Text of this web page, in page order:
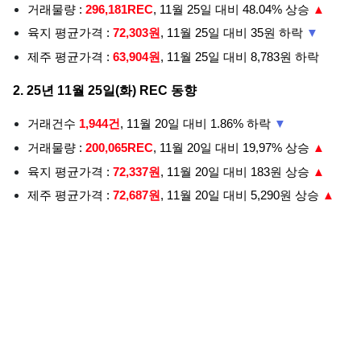
거래물량 : 296,181REC, 11월 25일 대비 48.04% 상승 ▲
육지 평균가격 : 72,303원, 11월 25일 대비 35원 하락 ▼
제주 평균가격 : 63,904원, 11월 25일 대비 8,783원 하락
2. 25년 11월 25일(화) REC 동향
거래건수 1,944건, 11월 20일 대비 1.86% 하락 ▼
거래물량 : 200,065REC, 11월 20일 대비 19,97% 상승 ▲
육지 평균가격 : 72,337원, 11월 20일 대비 183원 상승 ▲
제주 평균가격 : 72,687원, 11월 20일 대비 5,290원 상승 ▲